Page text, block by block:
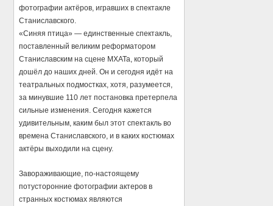
фотографии актёров, игравших в спектакле
Станиславского.
«Синяя птица» — единственные спектакль,
поставленный великим реформатором
Станиславским на сцене МХАТа, который
дошёл до наших дней. Он и сегодня идёт на
театральных подмостках, хотя, разумеется,
за минувшие 110 лет постановка претерпела
сильные изменения. Сегодня кажется
удивительным, каким был этот спектакль во
времена Станиславского, и в каких костюмах
актёры выходили на сцену.
Завораживающие, по-настоящему
потусторонние фотографии актеров в
странных костюмах являются